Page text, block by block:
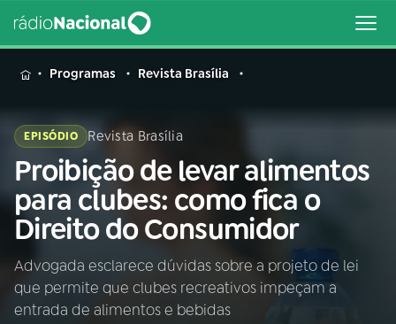
MENU
Buscar
na
Rádio
Nacional
Buscar
AO VIVO
Programas Revista Brasília
EPISÓDIO Revista Brasília
Proibição de levar alimentos
para clubes: como fica o
Direito do Consumidor
Advogada esclarece dúvidas sobre a projeto de lei
que permite que clubes recreativos impeçam a
entrada de alimentos e bebidas